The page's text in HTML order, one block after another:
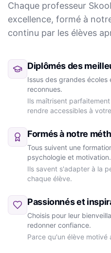
Chaque professeur
excellence, formé à
continu par les élèves
Diplômés des
Issus des grandes écoles
reconnues.
Ils maîtrisent
rendre accessibles à
Formés à notre
Tous suivent une
psychologie et motivation.
Ils savent s'adapter à la
chaque élève.
Passionnés et
Choisis pour leur
redonner confiance.
Parce qu'un élève